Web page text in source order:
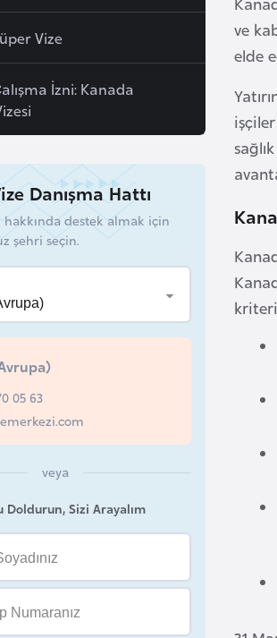
ve
elde
Vize
İzni: Kanada
Danışma Hattı
hakkında destek almak için
şehri seçin.
05 63
veya
Doldurun, Sizi Arayalım